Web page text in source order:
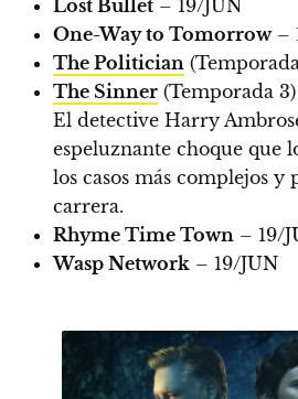
Lost Bullet – 19/JUN
One-Way to Tomorrow–
The Politician
The Sinner (Temporada
El detective Harry
espeluznante choque que
los casos más complejos y
carrera.
Rhyme Time Town – 19/
Wasp Network – 19/JUN